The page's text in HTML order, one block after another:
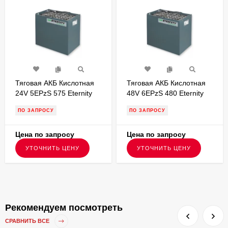
Тяговая АКБ Кислотная
24V 5EPzS 575 Eternity
830х327х627
ПО ЗАПРОСУ
Цена по запросу
УТОЧНИТЬ ЦЕНУ
Тяговая АКБ Кислотная
48V 6EPzS 480 Eternity
980х603х470
ПО ЗАПРОСУ
Цена по запросу
УТОЧНИТЬ ЦЕНУ
Рекомендуем посмотреть
СРАВНИТЬ ВСЕ